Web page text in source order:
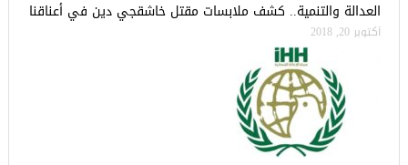
العدالة والتنمية.. كشف ملابسات مقتل خاشقجي دين في أعناقنا
أكتوبر 20, 2018